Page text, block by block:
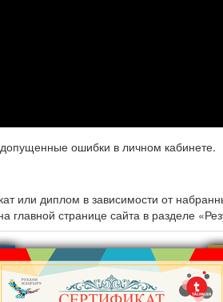
ошибки в личном кабинете.
или диплом в зависимости от
странице сайта в разделе